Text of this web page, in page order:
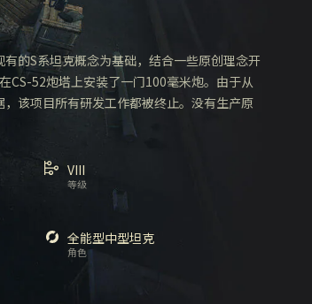
的S系坦克概念为基础，结合一些原创理念开
CS-52炮塔上安装了一门100毫米炮。由于从
该项目所有研发工作都被终止。没有生产原
等级
VIII
角色
全能型中型坦克